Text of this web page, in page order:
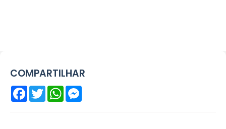
COMPARTILHAR
Facebook
TwitterWhatsApp